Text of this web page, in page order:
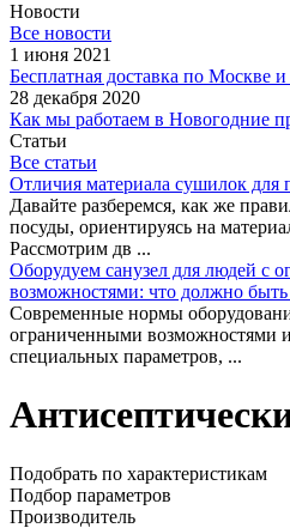
Новости
Все новости
1 июня 2021
Бесплатная доставка по Москве
28 декабря 2020
Как мы работаем в Новогодние
Статьи
Все статьи
Отличия материала сушилок для
Давайте разберемся, как же
посуды, ориентируясь на
Рассмотрим дв ...
Оборудуем санузел для людей с
возможностями: что должно быть
Современные нормы
ограниченными возможностями
специальных параметров, ...
Подобрать по характеристикам
Подбор параметров
Производитель